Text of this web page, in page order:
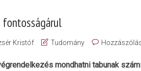
fontosságárul
Kristóf Tudomány
mondhatni tabunak